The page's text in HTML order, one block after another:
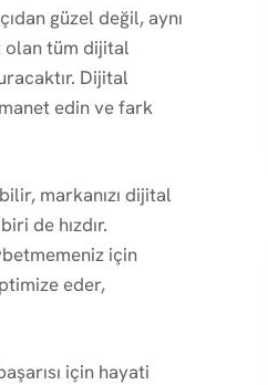
güzel değil, aynı
olan tüm dijital
Dijital
edin ve fark
markanızı dijital
de hızdır.
için
eder,
için hayati